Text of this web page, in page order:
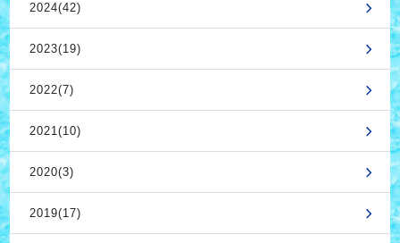
2024(42)
2023(19)
2022(7)
2021(10)
2020(3)
2019(17)